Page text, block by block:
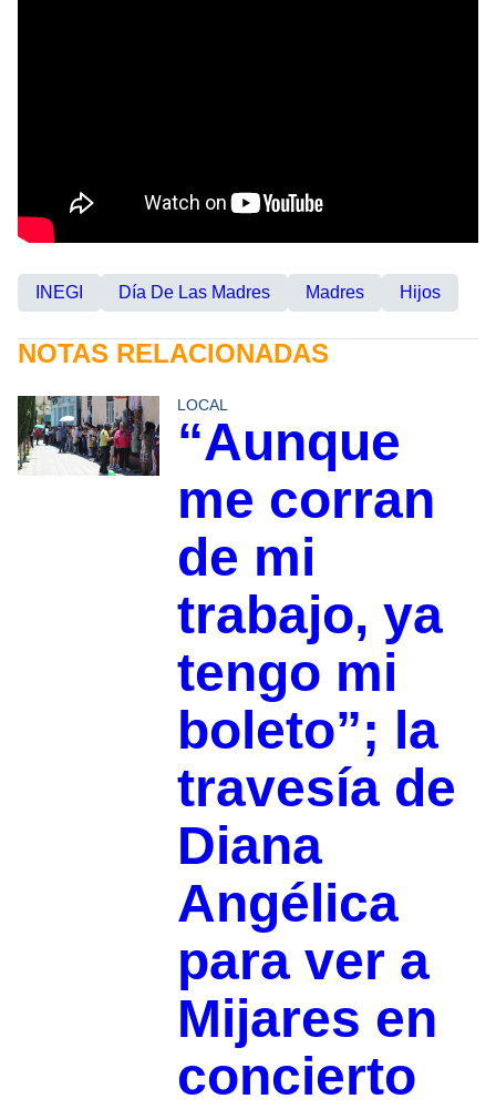
INEGI Día De Las Madres Madres Hijos
NOTAS RELACIONADAS
LOCAL
“Aunque
me corran
de mi
trabajo, ya
tengo mi
boleto”; la
travesía de
Diana
Angélica
para ver a
Mijares en
concierto